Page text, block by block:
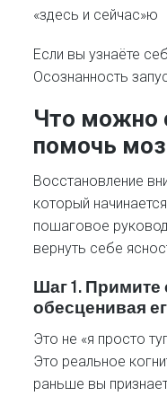
«здесь и сейчас»ю
Если вы узнаёте
Осознанность
Что можно
помочь
Восстановление
который
пошаговое
вернуть себе
Шаг 1. Примите
обесценивая
Это не «я просто
Это реальное
раньше вы